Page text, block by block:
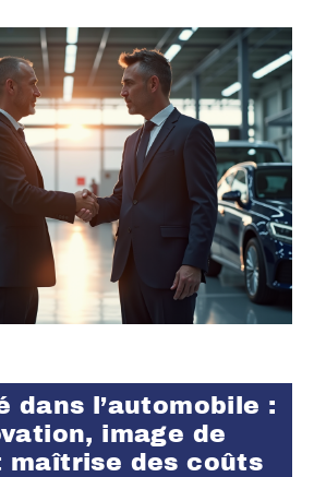
dans l’automobile :
image de
maîtrise des coûts